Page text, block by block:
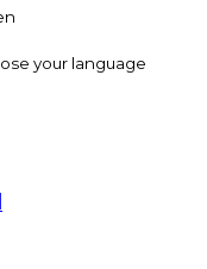
your language